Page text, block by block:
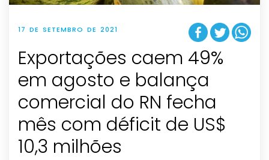
17 DE SETEMBRO DE 2021
Exportações caem 49%
em agosto e balança
comercial do RN fecha
mês com déficit de US$
10,3 milhões